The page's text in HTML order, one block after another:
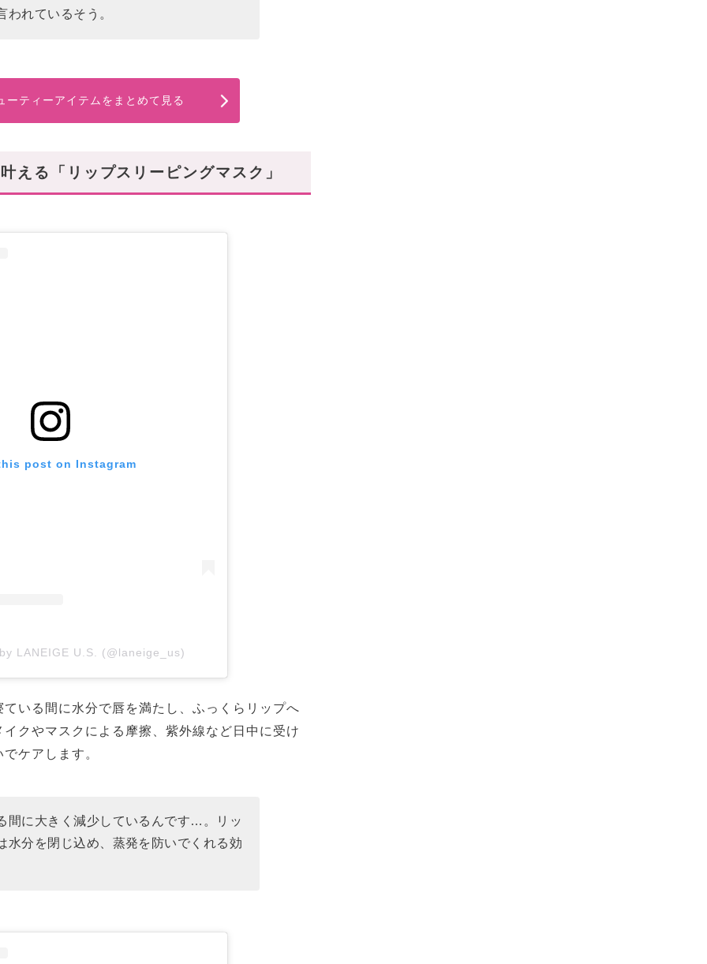
われているそう。
ーティーアイテムをまとめて見る
える「リップスリーピングマスク」
post on Instagram
LANEIGE U.S. (@laneige_us)
ている間に水分で唇を満たし、ふっくらリップへ
クやマスクによる摩擦、紫外線など日中に受け
ケアします。
間に大きく減少しているんです…。リッ
水分を閉じ込め、蒸発を防いでくれる効